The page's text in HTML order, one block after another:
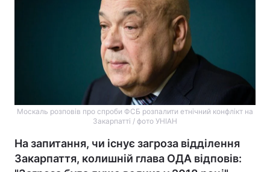
Москаль розповів про спроби ФСБ розпалити етнічний конфлікт на
Закарпатті / фото УНІАН
На запитання, чи існує загроза відділення
Закарпаття, колишній глава ОДА відповів: